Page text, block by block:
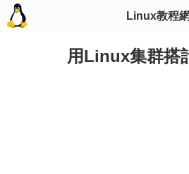
Linux教程網
用Linux集群搭